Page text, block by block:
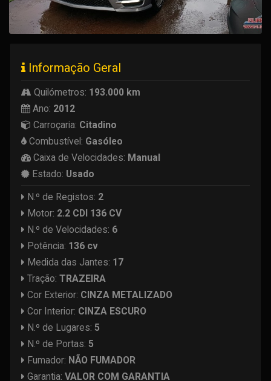
Informação Geral
Quilómetros: 193.000 km
Ano: 2012
Carroçaria: Citadino
Combustível: Gasóleo
Caixa de Velocidades: Manual
Estado: Usado
N.º de Registos: 2
Motor: 2.2 CDI 136 CV
N.º de Velocidades: 6
Potência: 136 cv
Medida das Jantes: 17
Tração: TRAZEIRA
Cor Exterior: CINZA METALIZADO
Cor Interior: CINZA ESCURO
N.º de Lugares: 5
N.º de Portas: 5
Fumador: NÃO FUMADOR
Garantia: VALOR COM GARANTIA